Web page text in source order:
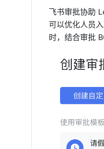
飞书审批协助
可以优化人员
时，结合审批